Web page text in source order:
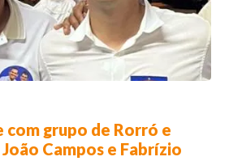
com grupo de Rorró e
Campos e Fabrízio